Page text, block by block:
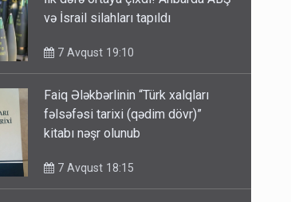
və İsrail silahları tapıldı
7 Avqust 19:10
Faiq Ələkbərlinin “Türk xalqları
fəlsəfəsi tarixi (qədim dövr)”
kitabı nəşr olunub
7 Avqust 18:15